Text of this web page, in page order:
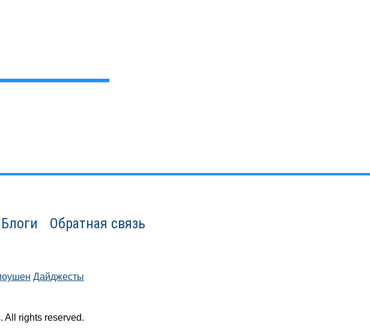
Блоги Обратная связь
Дайджесты
All rights reserved.